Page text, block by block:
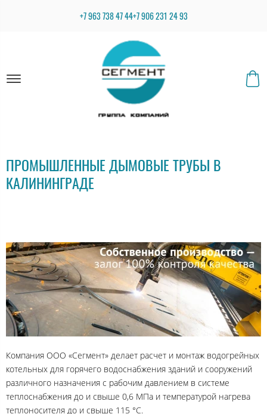
+7 963 738 47 44+7 906 231 24 93
ПРОМЫШЛЕННЫЕ ДЫМОВЫЕ ТРУБЫ В
КАЛИНИНГРАДЕ
Компания ООО «Сегмент» делает расчет и монтаж водогрейных
котельных для горячего водоснабжения зданий и сооружений
различного назначения с рабочим давлением в системе
теплоснабжения до и свыше 0,6 МПа и температурой нагрева
теплоносителя до и свыше 115 °С.